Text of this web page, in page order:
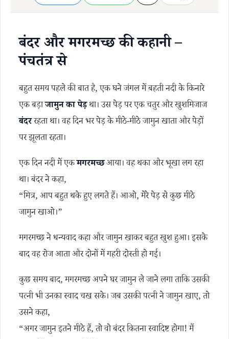
बंदर और मगरमच्छ की कहानी –
पंचतंत्र से
बहुत समय पहले की बात है, एक घने जंगल में बहती नदी के किनारे
एक बड़ाजामुन का पेड़था। उस पेड़ पर एक चतुर और खुशमिजाज
बंदररहता था। वह दिन भर पेड़ के मीठे-मीठे जामुन खाता और पेड़ों
पर झूलता रहता।
एक दिन नदी में एकमगरमच्छआया। वह थका और भूखा लग रहा
था। बंदर ने कहा,
“मित्र, आप बहुत थके हुए लगते हैं। आओ, मेरे पेड़ से कुछ मीठे
जामुन खाओ।”
मगरमच्छ ने धन्यवाद कहा और जामुन खाकर बहुत खुश हुआ। इसके
बाद वह रोज आता और दोनों में गहरी दोस्ती हो गई।
कुछ समय बाद, मगरमच्छ अपने घर जामुन ले जाने लगा ताकि उसकी
पत्नी भी उनका स्वाद चख सके। जब उसकी पत्नी ने जामुन खाए, तो
उसने कहा,
“अगर जामुन इतने मीठे हैं, तो वो बंदर कितना स्वादिष्ट होगा! मैं